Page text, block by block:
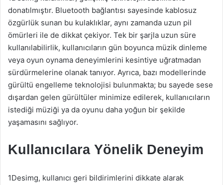
donatılmıştır. Bluetooth bağlantısı sayesinde kablosuz
özgürlük sunan bu kulaklıklar, aynı zamanda uzun pil
ömürleri ile de dikkat çekiyor. Tek bir şarjla uzun süre
kullanılabilirlik, kullanıcıların gün boyunca müzik dinleme
veya oyun oynama deneyimlerini kesintiye uğratmadan
sürdürmelerine olanak tanıyor. Ayrıca, bazı modellerinde
gürültü engelleme teknolojisi bulunmakta; bu sayede sese
dışardan gelen gürültüler minimize edilerek, kullanıcıların
istediği müziği ya da oyunu daha yoğun bir şekilde
yaşamasını sağlıyor.
Kullanıcılara Yönelik Deneyim
1Desimg, kullanıcı geri bildirimlerini dikkate alarak